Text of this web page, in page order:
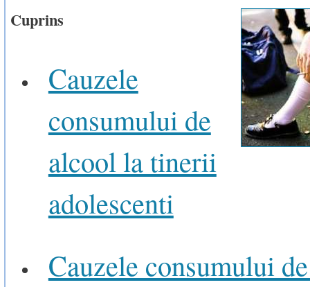
Cuprins
Cauzele
consumului de
alcool la tinerii
adolescenti
Cauzele consumului